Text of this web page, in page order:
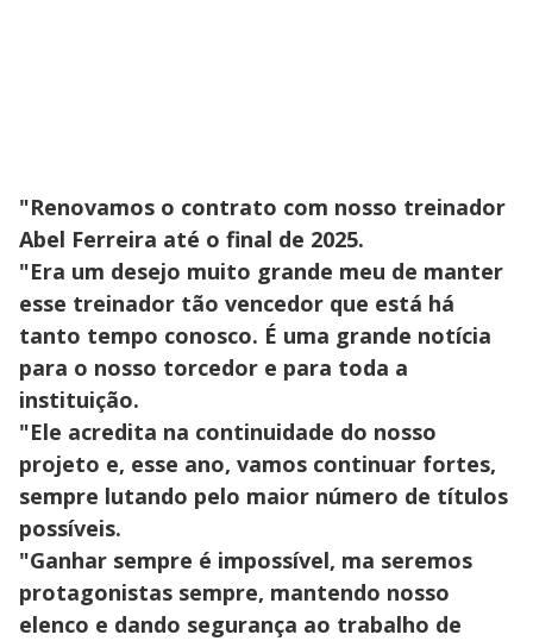
"Renovamos o contrato com nosso treinador
Abel Ferreira até o final de 2025.
"Era um desejo muito grande meu de manter
esse treinador tão vencedor que está há
tanto tempo conosco. É uma grande notícia
para o nosso torcedor e para toda a
instituição.
"Ele acredita na continuidade do nosso
projeto e, esse ano, vamos continuar fortes,
sempre lutando pelo maior número de títulos
possíveis.
"Ganhar sempre é impossível, ma seremos
protagonistas sempre, mantendo nosso
elenco e dando segurança ao trabalho de